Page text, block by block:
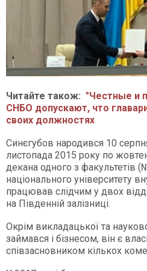
Читайте також: "Честные и
СНБО допускают, что
своих должностях
Синєгубов народився 10
листопада 2015 року по
декана одного з факультетів
національного університету
працював слідчим у двох
на Південній залізниці.
Окрім викладацької та
займався і бізнесом, він є
співзасновником кількох